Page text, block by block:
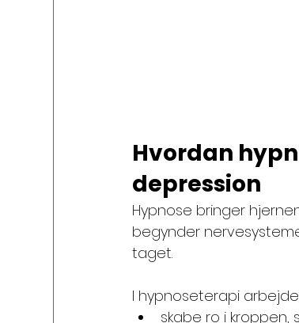
Hvordan
depression
Hypnose bringer
begynder
taget.
I hypnoseterapi
skabe ro i